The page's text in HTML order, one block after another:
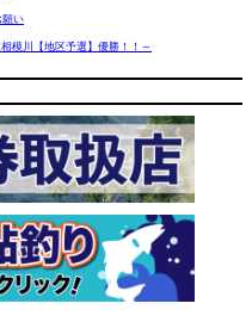
願い
模川【地区予選】優勝！！～